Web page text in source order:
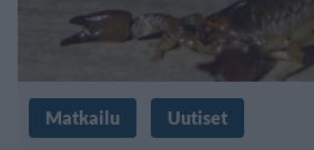
Matkailu Uutiset